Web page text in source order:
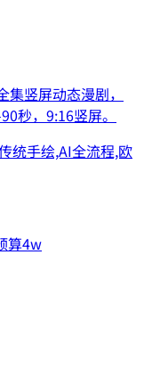
竖屏动态漫剧，
秒，9:16竖屏。
统手绘,AI全流程,欧
算4w